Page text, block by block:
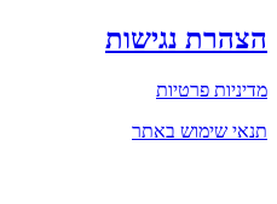
הצהרת נגישות
מדיניות פרטיות
תנאי שימוש באתר